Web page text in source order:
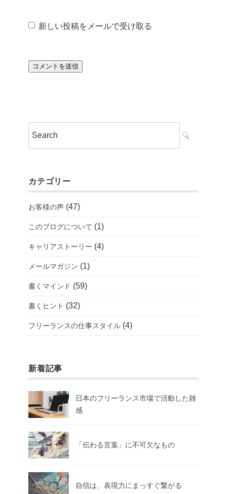
新しい投稿をメールで受け取る
カテゴリー
お客様の声 (47)
このブログについて (1)
キャリアストーリー (4)
メールマガジン (1)
書くマインド (59)
書くヒント (32)
フリーランスの仕事スタイル (4)
新着記事
日本のフリーランス市場で活動した雑
感
「伝わる言葉」に不可欠なもの
自信は、表現力にまっすぐ繋がる